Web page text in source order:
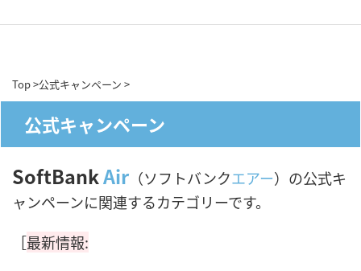
Top>公式キャンペーン >
公式キャンペーン
SoftBankAir （ソフトバンクエアー）の公式キ
ャンペーンに関連するカテゴリーです。
［最新情報: